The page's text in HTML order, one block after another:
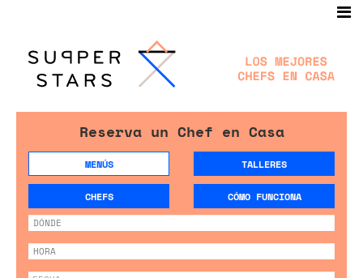
Reserva un Chef en Casa
MENÚS TALLERES
CHEFS CÓMO FUNCIONA